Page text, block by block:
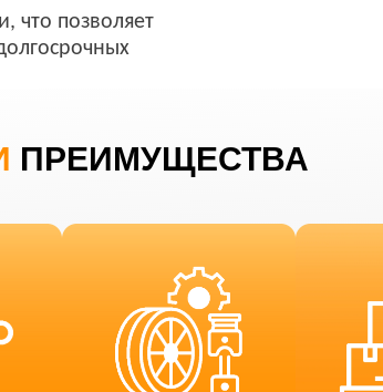
что позволяет
ПРЕИМУЩЕСТВА